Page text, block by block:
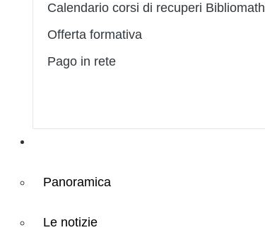
Calendario corsi di recuperi Bibliomath
Offerta formativa
Pago in rete
Panoramica
Le notizie